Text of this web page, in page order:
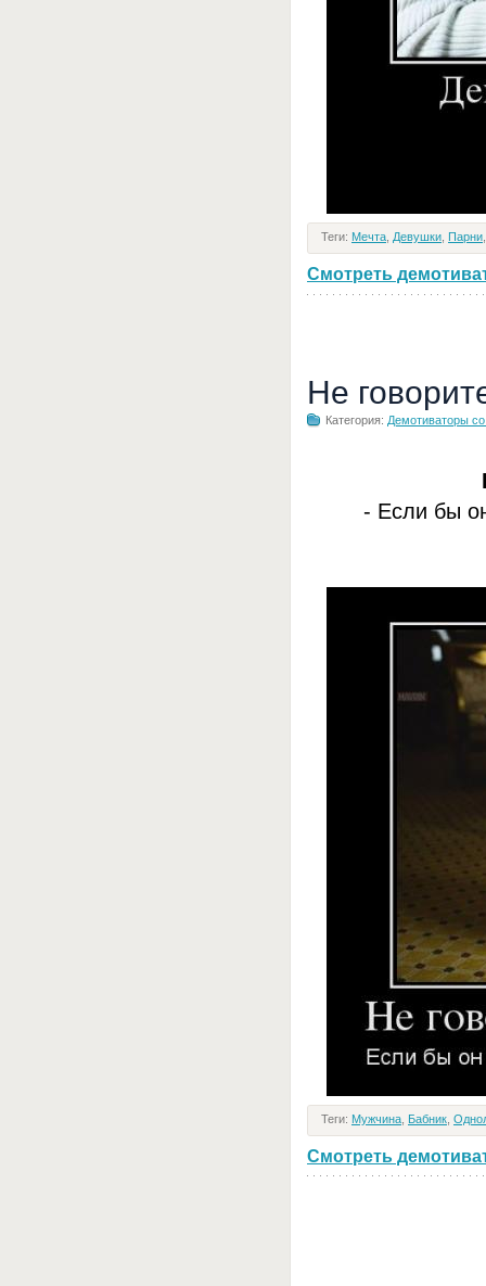
Теги: Мечта Девушки Парни
Смотреть
Не
Категория: Демотиваторы
- Если бы
Теги: Мужчина Бабник
Смотреть